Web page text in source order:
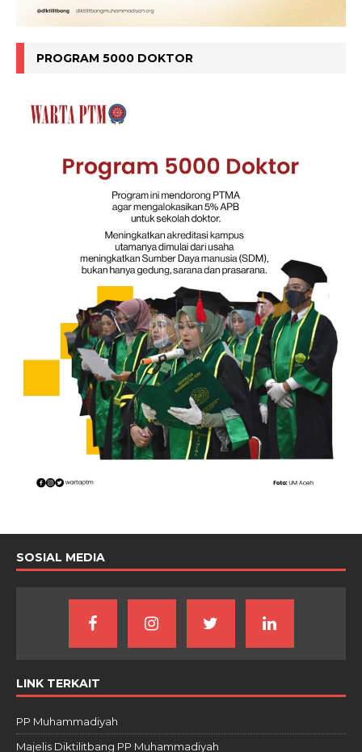
PROGRAM 5000 DOKTOR
SOSIAL MEDIA
LINK TERKAIT
PP Muhammadiyah
Majelis Diktilitbang PP Muhammadiyah